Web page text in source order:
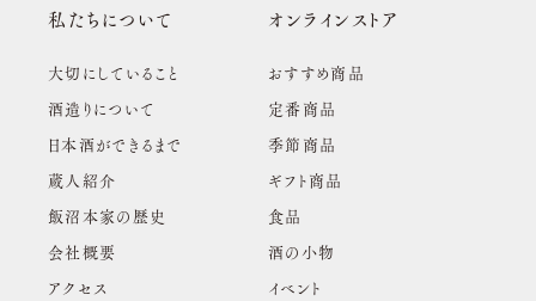
私たちについて
大切にしていること
酒造りについて
日本酒ができるまで
蔵人紹介
飯沼本家の歴史
会社概要
アクセス
オンラインストア
おすすめ商品
定番商品
季節商品
ギフト商品
食品
酒の小物
イベント